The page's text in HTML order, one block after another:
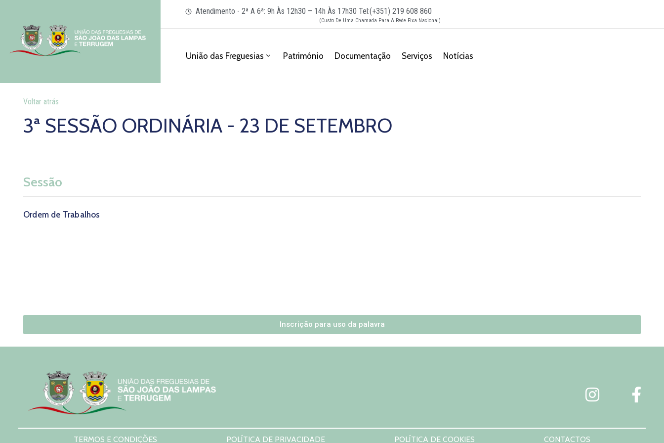
Atendimento - 2ª A 6ª: 9h Às 12h30 – 14h Às 17h30 Tel:(+351) 219 608 860
(Custo De Uma Chamada Para A Rede Fixa Nacional)
União das Freguesias Património Documentação Serviços Notícias
Voltar atrás
3ª SESSÃO ORDINÁRIA - 23 DE SETEMBRO
Sessão
Ordem de Trabalhos
Inscrição para uso da palavra
TERMOS E CONDIÇÕES POLÍTICA DE PRIVACIDADE POLÍTICA DE COOKIES CONTACTOS